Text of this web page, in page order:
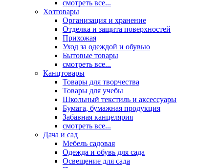
смотреть все...
Хозтовары
Организация и хранение
Отделка и защита поверхностей
Прихожая
Уход за одеждой и обувью
Бытовые товары
смотреть все...
Канцтовары
Товары для творчества
Товары для учебы
Школьный текстиль и аксессуары
Бумага, бумажная продукция
Забавная канцелярия
смотреть все...
Дача и сад
Мебель садовая
Одежда и обувь для сада
Освещение для сада